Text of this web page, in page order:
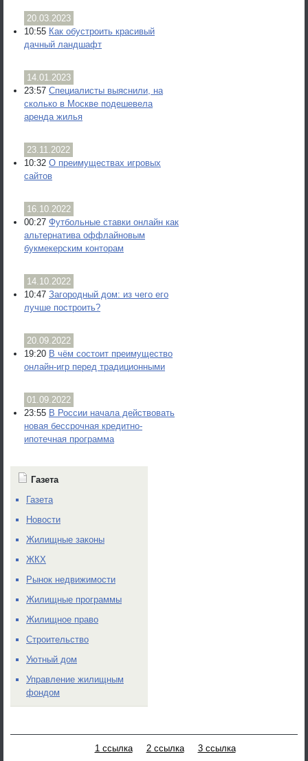
20.03.2023
10:55 Как обустроить красивый
дачный ландшафт
14.01.2023
23:57 Специалисты выяснили, на
сколько в Москве подешевела
аренда жилья
23.11.2022
10:32 О преимуществах игровых
сайтов
16.10.2022
00:27 Футбольные ставки онлайн как
альтернатива оффлайновым
букмекерским конторам
14.10.2022
10:47 Загородный дом: из чего его
лучше построить?
20.09.2022
19:20 В чём состоит преимущество
онлайн-игр перед традиционными
01.09.2022
23:55 В России начала действовать
новая бессрочная кредитно-
ипотечная программа
Газета
Газета
Новости
Жилищные законы
ЖКХ
Рынок недвижимости
Жилищные программы
Жилищное право
Строительство
Уютный дом
Управление жилищным
фондом
1 ссылка 2 ссылка 3 ссылка